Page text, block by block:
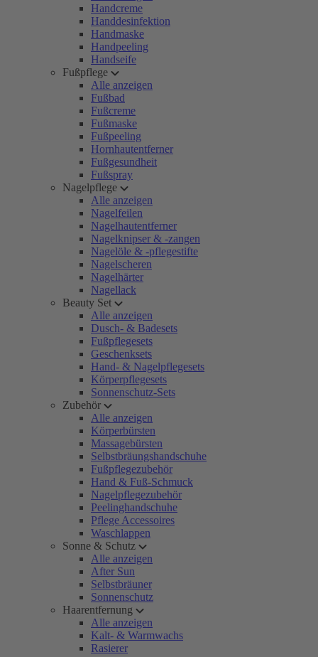
Handcreme
Handdesinfektion
Handmaske
Handpeeling
Handseife
Fußpflege
Alle anzeigen
Fußbad
Fußcreme
Fußmaske
Fußpeeling
Hornhautentferner
Fußgesundheit
Fußspray
Nagelpflege
Alle anzeigen
Nagelfeilen
Nagelhautentferner
Nagelknipser & -zangen
Nagelöle & -pflegestifte
Nagelscheren
Nagelhärter
Nagellack
Beauty Set
Alle anzeigen
Dusch- & Badesets
Fußpflegesets
Geschenksets
Hand- & Nagelpflegesets
Körperpflegesets
Sonnenschutz-Sets
Zubehör
Alle anzeigen
Körperbürsten
Massagebürsten
Selbstbräungshandschuhe
Fußpflegezubehör
Hand & Fuß-Schmuck
Nagelpflegezubehör
Peelinghandschuhe
Pflege Accessoires
Waschlappen
Sonne & Schutz
Alle anzeigen
After Sun
Selbstbräuner
Sonnenschutz
Haarentfernung
Alle anzeigen
Kalt- & Warmwachs
Rasierer